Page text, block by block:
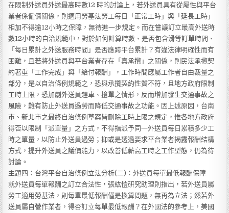
在限制外送員外送最高時數12 時的討論上，若外送員具有從屬性與平台
業者係僱傭關係，則適用勞基法勞工每日「正常工時」與「延長工時」
相加不得逾12小時之保障，無待進一步規定。而在嘗議訂立最高外送時
數12小時的自治規範中，對於如何計算時數、是否包含滑等訂單時間、
「每日累計之外送服務時間」是否應跨平台累計？有違法律明確性而有
困難，且若將外送員與平台業者存在「真承攬」之關係，則民法承攬契
約著重「工作完成」與「給付報酬」，工作時間應屬工作者自由裁量之
部分，是以自治條例規範之，恐與承攬契約性質不符，且地方政府限制
工時上限，恐加劇外送員趕車、搶單之情形，反而增加發生交通事故之
風險，難有防止外送員過勞而降低交通事故之功能。因上述原因，台南
市、新北市之最終自治條例草案皆刪除工時上限之規定，惟各地方政府
得否以限制「派單量」之方式，不得指派予同一外送員每日累積多少工
時之單量，以防止外送員過勞；抑或是透過要求平台業者揭露報酬結構
方式，提升外送員之議價能力，以改善低薪高工時之工作型態，仍為待
討論。
主題四：台灣平台自治條例立法分析(二)：外送員每單最低報酬保障
就外送員每單報酬之訂立合法性，張紘愷研究助理則指出，若外送員屬
勞工適用勞基法，則每單最低報酬僅是換算問題，無再為立法；然若外
送員屬自營作業者，得否訂立每單最低報酬？在外國法的參考上，美國